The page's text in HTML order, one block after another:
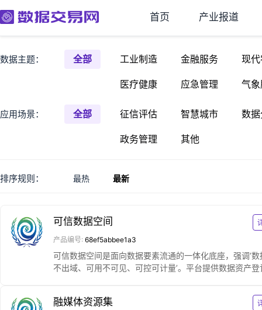
首页 产业报道
数据主题： 全部 工业制造 金融服务 现
医疗健康 应急管理 气
应用场景： 全部 征信评估 智慧城市 数
政务管理 其他
排序规则： 最热 最新
可信数据空间
产品编号: 68ef5abbee1a3
可信数据空间是面向数据要素流通的一体化底座，强调‘数
不出域、可用不可见、可控可计量’。平台提供数据资产登
以数据+算力的组合模式对外提供服务。系统实施全生命
融媒体资源集